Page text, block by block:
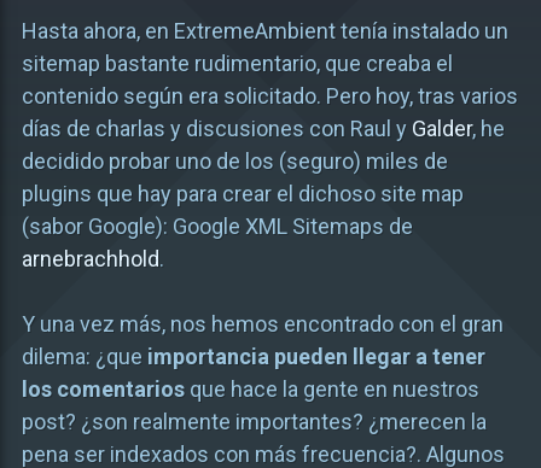
Hasta ahora, en ExtremeAmbient tenía instalado un
sitemap bastante rudimentario, que creaba el
contenido según era solicitado. Pero hoy, tras varios
días de charlas y discusiones con Raul y Galder, he
decidido probar uno de los (seguro) miles de
plugins que hay para crear el dichoso site map
(sabor Google): Google XML Sitemaps de
arnebrachhold.
Y una vez más, nos hemos encontrado con el gran
dilema: ¿que importancia pueden llegar a tener
los comentariosque hace la gente en nuestros
post? ¿son realmente importantes? ¿merecen la
pena ser indexados con más frecuencia?. Algunos